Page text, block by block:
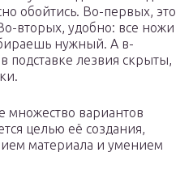
обойтись. Во-первых, это
вторых, удобно: все ножи
нужный. А в-
подставке лезвия скрыты,
множество вариантов
целью её создания,
материала и умением